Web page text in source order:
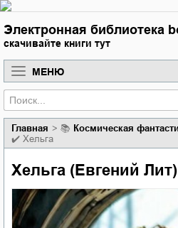
Электронная библиотека
скачивайте книги тут
МЕНЮ
Главная 📚 космическая
✔️ Хельга
Хельга (Евгений Лит)